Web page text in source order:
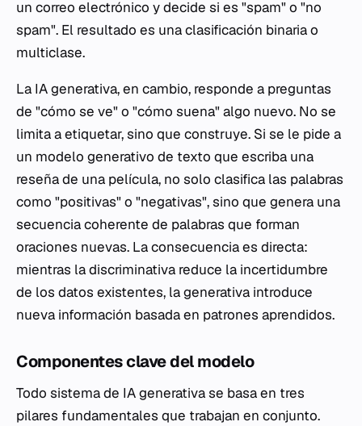
un correo electrónico y decide si es "spam" o "no
spam". El resultado es una clasificación binaria o
multiclase.
La IA generativa, en cambio, responde a preguntas
de "cómo se ve" o "cómo suena" algo nuevo. No se
limita a etiquetar, sino que construye. Si se le pide a
un modelo generativo de texto que escriba una
reseña de una película, no solo clasifica las palabras
como "positivas" o "negativas", sino que genera una
secuencia coherente de palabras que forman
oraciones nuevas. La consecuencia es directa:
mientras la discriminativa reduce la incertidumbre
de los datos existentes, la generativa introduce
nueva información basada en patrones aprendidos.
Componentes clave del modelo
Todo sistema de IA generativa se basa en tres
pilares fundamentales que trabajan en conjunto.